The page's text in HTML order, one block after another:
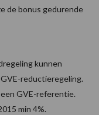
de bonus gedurende
kunnen
reductieregeling.
GVE-referentie.
min 4%.